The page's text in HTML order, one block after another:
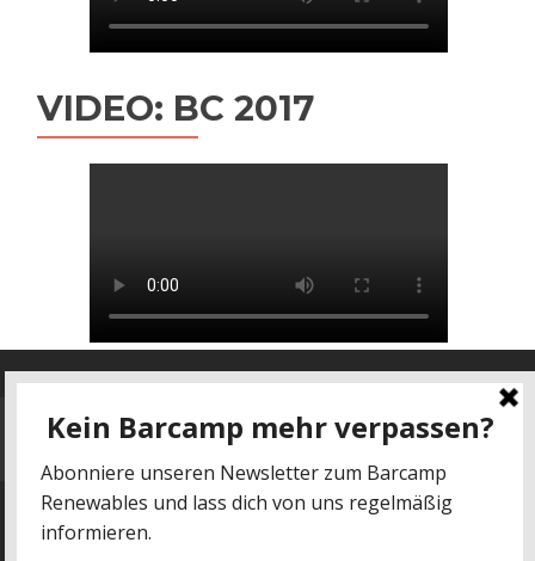
VIDEO: BC 2017
Datenschutz-Impressum
kontakt@barcamp-renewables.de